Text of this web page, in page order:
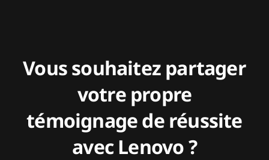
Vous souhaitez partager
votre propre
témoignage de réussite
avec Lenovo ?